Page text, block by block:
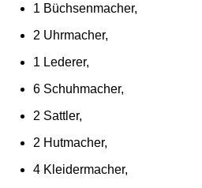
1 Büchsenmacher,
2 Uhrmacher,
1 Lederer,
6 Schuhmacher,
2 Sattler,
2 Hutmacher,
4 Kleidermacher,